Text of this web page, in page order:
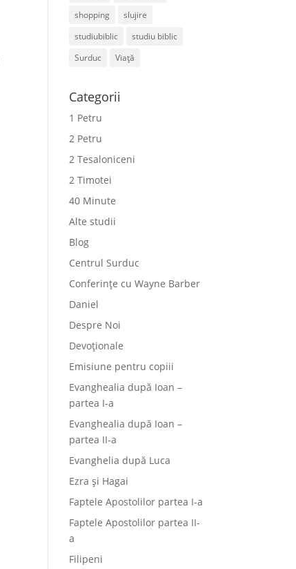
shopping
slujire
studiubiblic
studiu biblic
Surduc
Viață
Categorii
1 Petru
2 Petru
2 Tesaloniceni
2 Timotei
40 Minute
Alte studii
Blog
Centrul Surduc
Conferințe cu Wayne Barber
Daniel
Despre Noi
Devoționale
Emisiune pentru copiii
Evanghealia după Ioan –
partea I-a
Evanghealia după Ioan –
partea II-a
Evanghelia după Luca
Ezra și Hagai
Faptele Apostolilor partea I-a
Faptele Apostolilor partea II-
a
Filipeni